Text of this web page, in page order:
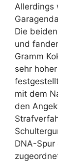
Allerdings
Die
und
Gramm
sehr
mit dem
den
DNA-